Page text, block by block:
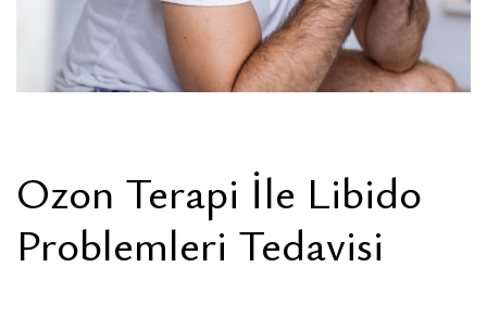
Ozon Terapi İle Libido
Problemleri Tedavisi